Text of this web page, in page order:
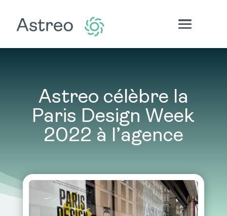
Astreo célèbre la
Paris Design Week
2022 à l’agence